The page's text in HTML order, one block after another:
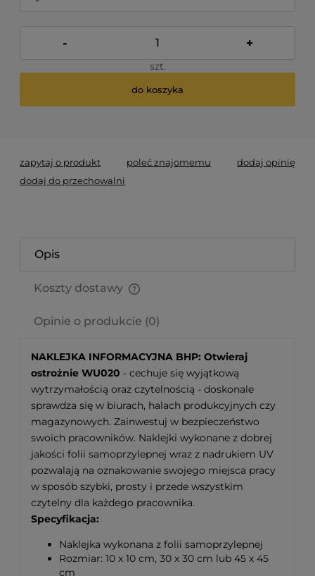
- +
szt.
do koszyka
zapytaj o produkt poleć znajomemu
dodaj opinię
dodaj do przechowalni
Opis
Koszty dostawy
Opinie o produkcie (0)
NAKLEJKA INFORMACYJNA BHP: Otwieraj
ostrożnie WU020 - cechuje się wyjątkową
wytrzymałością oraz czytelnością - doskonale
sprawdza się w biurach, halach produkcyjnych czy
magazynowych. Zainwestuj w bezpieczeństwo
swoich pracowników. Naklejki wykonane z dobrej
jakości folii samoprzylepnej wraz z nadrukiem UV
pozwalają na oznakowanie swojego miejsca pracy
w sposób szybki, prosty i przede wszystkim
czytelny dla każdego pracownika.
Specyfikacja:
Naklejka wykonana z folii samoprzylepnej
Rozmiar: 10 x 10 cm, 30 x 30 cm lub 45 x 45
cm